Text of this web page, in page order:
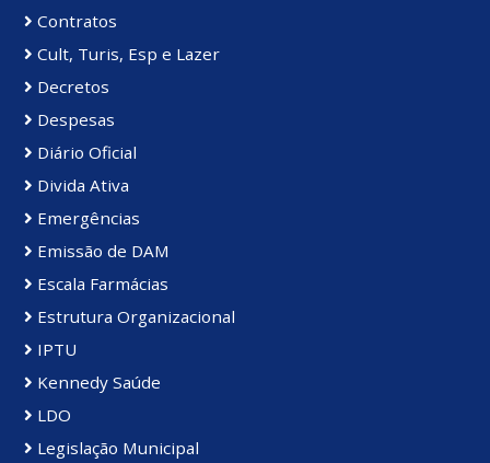
Contratos
Cult, Turis, Esp e Lazer
Decretos
Despesas
Diário Oficial
Divida Ativa
Emergências
Emissão de DAM
Escala Farmácias
Estrutura Organizacional
IPTU
Kennedy Saúde
LDO
Legislação Municipal